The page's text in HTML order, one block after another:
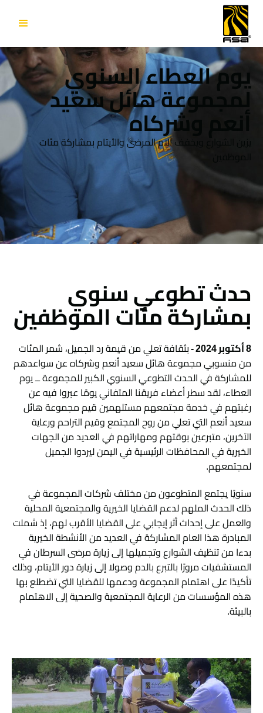
يوم العطاء السنوي
لمجموعة هائل سعيد
أنعم وشركاه
يزين الشوارع ويخفف آلام المرضى والأيتام بمشاركة مئات
حدث تطوعي سنوي
بمشاركة مئات الموظفين
8 أكتوبر 2024 -
بثقافة تعلي من قيمة رد الجميل، شمر المئات
من منسوبي مجموعة هائل سعيد أنعم وشركاه عن سواعدهم
للمشاركة في الحدث التطوعي السنوي الكبير للمجموعة ــ يوم
العطاء، لقد سطر أعضاء فريقنا المتفاني يومًا عبروا فيه عن
رغبتهم في خدمة مجتمعهم مستلهمين قيم مجموعة هائل
سعيد أنعم التي تعلي من روح المجتمع وقيم التراحم ورعاية
الآخرين، متبرعين بوقتهم ومهاراتهم في العديد من الجهات
الخيرية في المحافظات الرئيسية في اليمن ليردوا الجميل
لمجتمعهم.
سنويًا يجتمع المتطوعون من مختلف شركات المجموعة في
ذلك الحدث الملهم لدعم القضايا الخيرية والمجتمعية المحلية
والعمل على إحداث أثر إيجابي على القضايا الأقرب لهم، إذ شملت
المبادرة هذا العام المشاركة في العديد من الأنشطة الخيرية
بدءا من تنظيف الشوارع وتجميلها إلى زيارة مرضى السرطان في
المستشفيات مرورًا بالتبرع بالدم وصولا إلى زيارة دور الأيتام، وذلك
تأكيدًا على اهتمام المجموعة ودعمها للقضايا التي تضطلع بها
هذه المؤسسات من الرعاية المجتمعية والصحية إلى الاهتمام
بالبيئة.